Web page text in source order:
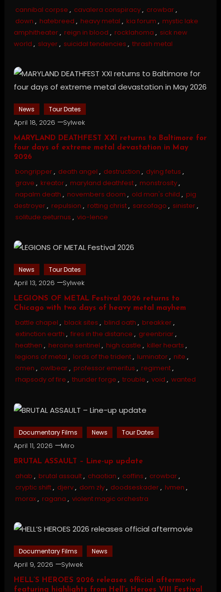
cannibal corpse , cavalera conspiracy, crowbar,
down , hatebreed , heavy metal , kia forum , mystic lake
amphitheater, reign in blood , rocklahoma , sick new
world , slayer, suicidal tendencies , thrash metal
News Tour Dates
April 18, 2026 Sylwek
MARYLAND DEATHFEST XXI returns to Baltimore for
four days of extreme metal devastation in May
2026
bongripper, death angel , destruction , dying fetus ,
grave , kreator, maryland deathfest, monstrosity,
napalm death , novembers doom , old man's child , pig
destroyer, repulsion , rotting christ, sarcofago , sinister,
solitude aeturnus , vio-lence
News Tour Dates
April 13, 2026 Sylwek
LEGIONS OF METAL Festival 2026 returns to
Chicago with two days of heavy metal mayhem
battle chapel , black sites , blind oath , breakker,
extinction earth , fires in the distance , greenbriar,
heathen , heroine sentinel , high castle , killer hearts ,
legions of metal , lords of the trident, luminator, nite ,
omen , owlbear, professor emeritus , regiment,
rhapsody of fire , thunder forge , trouble , void , wanted
Documentary Films News Tour Dates
April 11, 2026 Miro
BRUTAL ASSAULT – Line-up update
ahab , brutal assault, chaotian , coffins , crowbar,
cryptic shift, djerv, dom zły, doodseskader, lvmen ,
morax, ragana , violent magic orchestra
Documentary Films News
April 9, 2026 Sylwek
HELL’S HEROES 2026 releases official aftermovie
featuring highlights from Hell’s Heroes VIII Festival